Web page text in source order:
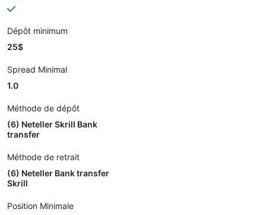
Dépôt minimum
25$
Spread Minimal
1.0
Méthode de dépôt
(6) Neteller Skrill Bank
transfer
Méthode de retrait
(6) Neteller Bank transfer
Skrill
Position Minimale